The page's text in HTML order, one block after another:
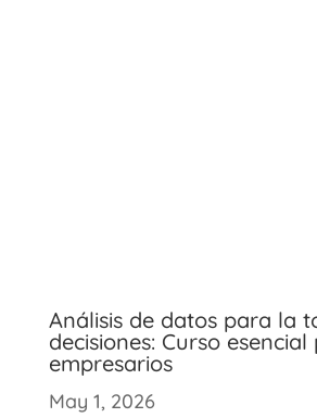
Análisis de datos para la
decisiones: Curso esencial
empresarios
May 1, 2026